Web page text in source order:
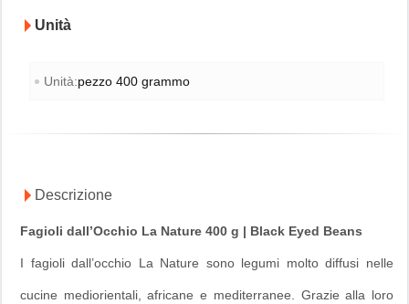
Unità
Unità:pezzo 400 grammo
Descrizione
Fagioli dall’Occhio La Nature 400 g | Black Eyed Beans
I fagioli dall’occhio La Nature sono legumi molto diffusi nelle
cucine mediorientali, africane e mediterranee. Grazie alla loro